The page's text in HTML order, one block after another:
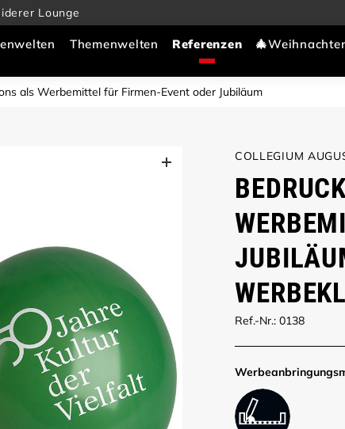
Lounge
Themenwelten
als Werbemittel für Firmen-Event oder Jubiläum
COLLEGIUM
Ref.-Nr.: 0138